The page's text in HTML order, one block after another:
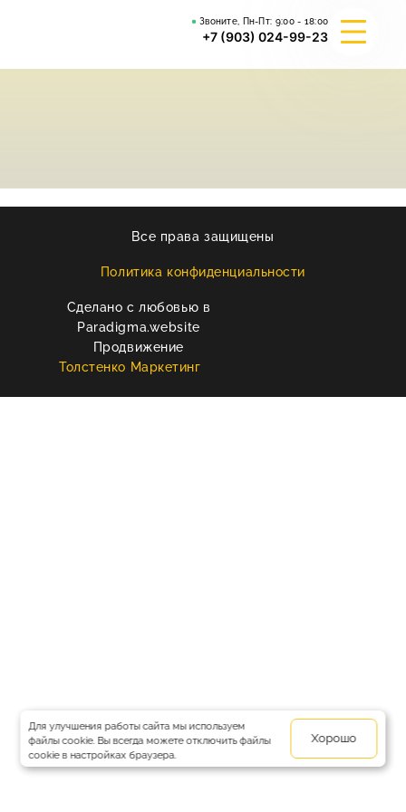
Звоните, Пн-Пт: 9:00 - 18:00
+7 (903) 024-99-23
РЕКВИЗИТЫ
КОНТАКТЫ
Все права защищены
Политика конфиденциальности
Сделано с любовью в
Paradigma.website
Продвижение
Толстенко Маркетинг
Для улучшения работы сайта мы используем
файлы cookie. Вы всегда можете отключить файлы
cookie в настройках браузера.
Хорошо